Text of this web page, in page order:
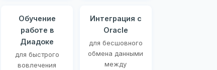
Обучение
работе в
Диадоке
для быстрого
вовлечения
Интеграция с
Oracle
для бесшовного
обмена данными
между